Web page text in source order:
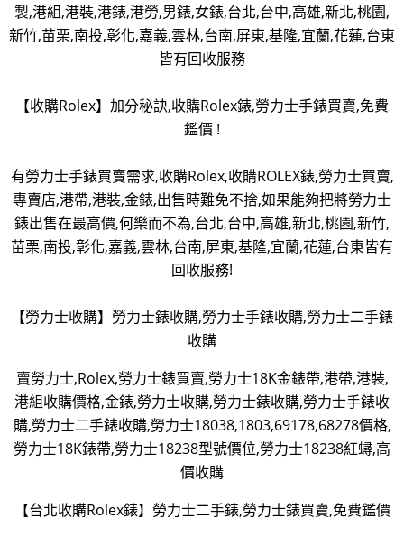
製,港組,港裝,港錶,港勞,男錶,女錶,台北,台中,高雄,新北,桃園,
新竹,苗栗,南投,彰化,嘉義,雲林,台南,屏東,基隆,宜蘭,花蓮,台東
皆有回收服務
【收購Rolex】加分秘訣,收購Rolex錶,勞力士手錶買賣,免費
鑑價 !
有勞力士手錶買賣需求,收購Rolex,收購ROLEX錶,勞力士買賣,
專賣店,港帶,港裝,金錶,出售時難免不捨,如果能夠把將勞力士
錶出售在最高價,何樂而不為,台北,台中,高雄,新北,桃園,新竹,
苗栗,南投,彰化,嘉義,雲林,台南,屏東,基隆,宜蘭,花蓮,台東皆有
回收服務!
【勞力士收購】勞力士錶收購,勞力士手錶收購,勞力士二手錶
收購
賣勞力士,Rolex,勞力士錶買賣,勞力士18K金錶帶,港帶,港裝,
港組收購價格,金錶,勞力士收購,勞力士錶收購,勞力士手錶收
購,勞力士二手錶收購,勞力士18038,1803,69178,68278價格,
勞力士18K錶帶,勞力士18238型號價位,勞力士18238紅蟳,高
價收購
【台北收購Rolex錶】勞力士二手錶,勞力士錶買賣,免費鑑價